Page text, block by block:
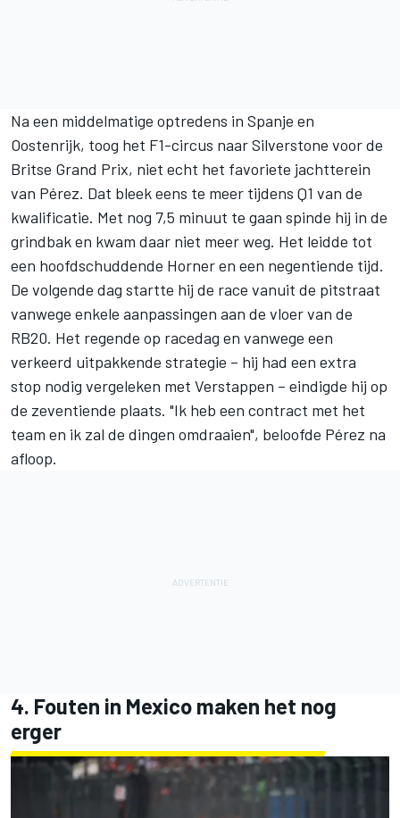
Na een middelmatige optredens in Spanje en
Oostenrijk, toog het F1-circus naar Silverstone voor de
Britse Grand Prix, niet echt het favoriete jachtterein
van Pérez. Dat bleek eens te meer tijdens Q1 van de
kwalificatie. Met nog 7,5 minuut te gaan spinde hij in de
grindbak en kwam daar niet meer weg. Het leidde tot
een hoofdschuddende Horner en een negentiende tijd.
De volgende dag startte hij de race vanuit de pitstraat
vanwege enkele aanpassingen aan de vloer van de
RB20. Het regende op racedag en vanwege een
verkeerd uitpakkende strategie – hij had een extra
stop nodig vergeleken met Verstappen – eindigde hij op
de zeventiende plaats. "Ik heb een contract met het
team en ik zal de dingen omdraaien", beloofde Pérez na
afloop.
4. Fouten in Mexico maken het nog
erger